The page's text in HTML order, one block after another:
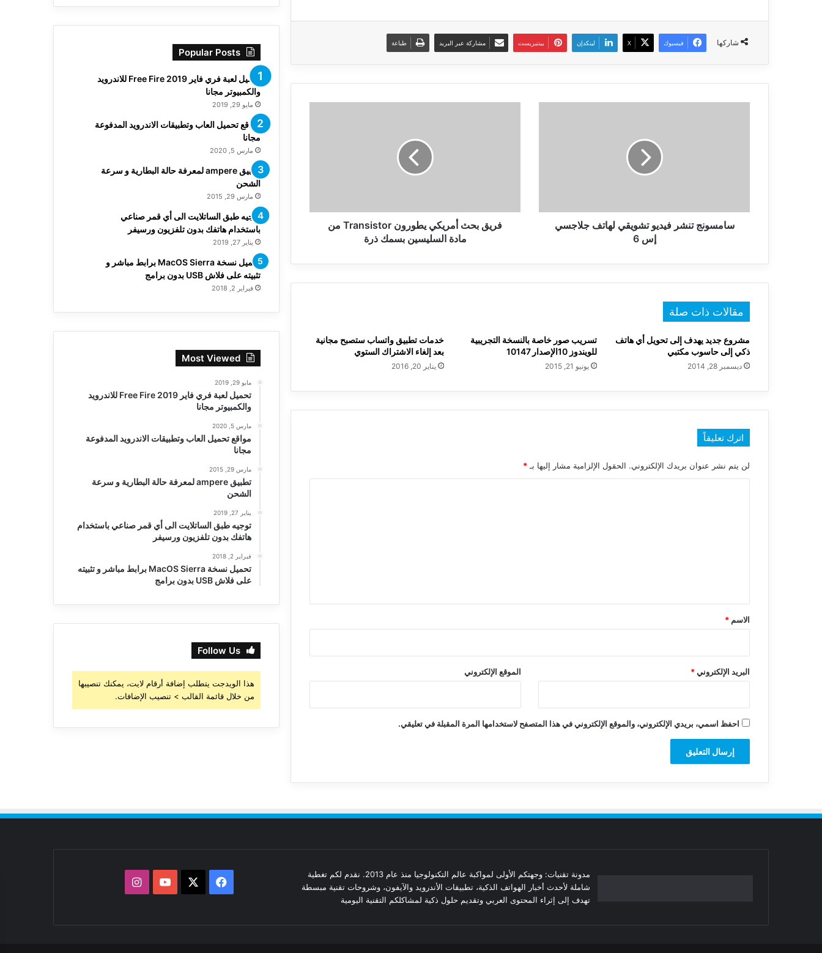
شاركها فيسبوك ‫X لينكدإن بينتيريست مشاركة عبر البريد طباعة
سامسونج تنشر فيديو تشويقي لهاتف جلاجسي
إس 6
بسمك
فريق بحث أمريكي يطورون Transistor من
مادة السليسين بسمك ذرة
مقالات ذات صلة
مشروع جديد يهدف إلى تحويل أي هاتف
ذكي إلى حاسوب مكتبي
ديسمبر 28, 2014
تسريب صور خاصة بالنسخة التجريبية
للويندوز 10الإصدار 10147
يونيو 21, 2015
خدمات تطبيق واتساب ستصبح مجانية
بعد إلغاء الاشتراك الستوي
يناير 20, 2016
اترك تعليقاً
لن يتم نشر عنوان بريدك الإلكتروني. الحقول الإلزامية مشار إليها بـ *
*
الاسم *
البريد الإلكتروني* الموقع الإلكتروني
احفظ اسمي، بريدي الإلكتروني، والموقع الإلكتروني في هذا المتصفح لاستخدامها المرة المقبلة في تعليقي.
Popular Posts
تحميل لعبة فري فاير Free Fire 2019 للاندرويد
والكمبيوتر مجانا
مايو 29, 2019
مواقع تحميل العاب وتطبيقات الاندرويد المدفوعة
مجانا
مارس 5, 2020
تطبيق ampere لمعرفة حالة البطارية و سرعة
الشحن
مارس 29, 2015
توجيه طبق الساتلايت الى أي قمر صناعي
باستخدام هاتفك بدون تلفزيون ورسيفر
يناير 27, 2019
تحميل نسخة MacOS Sierra برابط مباشر و
تثبيته على فلاش USB بدون برامج
فبراير 2, 2018
Most Viewed
مايو 29, 2019
تحميل لعبة فري فاير Free Fire 2019 للاندرويد
والكمبيوتر مجانا
مارس 5, 2020
مواقع تحميل العاب وتطبيقات الاندرويد المدفوعة
مجانا
مارس 29, 2015
تطبيق ampere لمعرفة حالة البطارية و سرعة
الشحن
يناير 27, 2019
توجيه طبق الساتلايت الى أي قمر صناعي باستخدام
هاتفك بدون تلفزيون ورسيفر
فبراير 2, 2018
تحميل نسخة MacOS Sierra برابط مباشر و تثبيته
على فلاش USB بدون برامج
Follow Us
هذا الويدجت يتطلب إضافة أرقام لايت، يمكنك تنصيبها
من خلال قائمة القالب > تنصيب الإضافات.
مدونة تقنيات: وجهتكم الأولى لمواكبة عالم التكنولوجيا منذ عام 2013. نقدم لكم تغطية
شاملة لأحدث أخبار الهواتف الذكية، تطبيقات الأندرويد والآيفون، وشروحات تقنية مبسطة
تهدف إلى إثراء المحتوى العربي وتقديم حلول ذكية لمشاكلكم التقنية اليومية
فيسبوك ‫YouTubeانستقرام